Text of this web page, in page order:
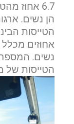
6.7 אחוז
הן נשים.
נשים.
הטייסות של